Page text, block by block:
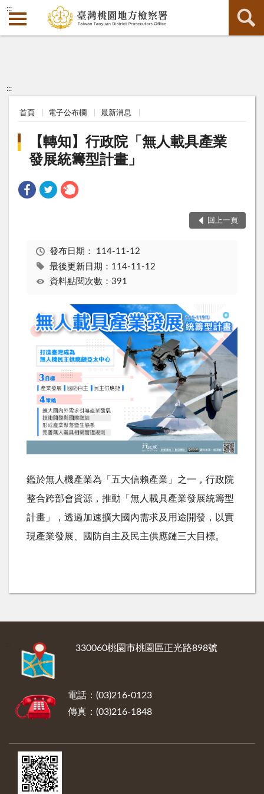
:::
:::
首頁 電子公布欄 最新消息
【轉知】行政院「無人載具產業
發展統籌型計畫」
回上一頁
發布日期： 114-11-12
最後更新日期：114-11-12
資料點閱次數：391
鑑於無人機產業為「五大信賴產業」之一，行政院
整合跨部會資源，推動「無人載具產業發展統籌型
計畫」，透過加速擴大國內需求及用途開發，以實
現產業發展、國防自主及民主供應鏈三大目標。
330060桃園市桃園區正光路898號
電話：(03)216-0123
傳真：(03)216-1848